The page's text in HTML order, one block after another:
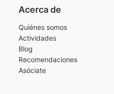
Acerca de
Quiénes somos
Actividades
Blog
Recomendaciones
Asóciate